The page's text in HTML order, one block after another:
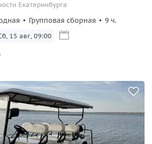
Екатеринбурга
Групповая сборная 9 ч.
15 авг, 09:00